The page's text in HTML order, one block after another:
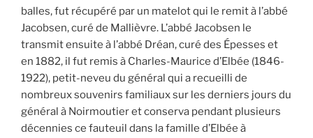
balles, fut récupéré par un matelot qui le remit à l’abbé
Jacobsen, curé de Mallièvre. L’abbé Jacobsen le
transmit ensuite à l’abbé Dréan, curé des Épesses et
en 1882, il fut remis à Charles-Maurice d’Elbée (1846-
1922), petit-neveu du général qui a recueilli de
nombreux souvenirs familiaux sur les derniers jours du
général à Noirmoutier et conserva pendant plusieurs
décennies ce fauteuil dans la famille d’Elbée à